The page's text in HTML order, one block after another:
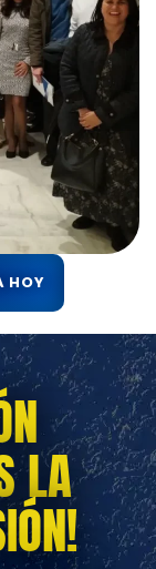
HOY
LA